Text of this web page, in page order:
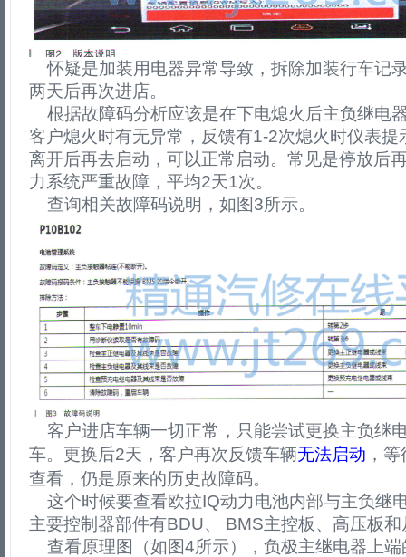
怀疑是加装用电器异常导致，拆除加装行车记
两天后再次进店。
根据故障码分析应该是在下电熄火后主负继电
客户熄火时有无异常，反馈有1-2次熄火时仪表提
离开后再去启动，可以正常启动。常见是停放后
力系统严重故障，平均2天1次。
查询相关故障码说明，如图3所示。
客户进店车辆一切正常，只能尝试更换主负继
车。更换后2天，客户再次反馈车辆无法启动 ，
查看，仍是原来的历史故障码。
这个时候要查看欧拉IQ动力电池内部与主负继
主要控制器部件有BDU、 BMS主控板、高压板
查看原理图（如图4所示），负极主继电器上端